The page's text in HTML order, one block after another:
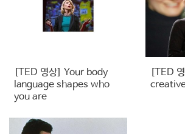
[TED 영상] Your body
language shapes who
you are
[TED